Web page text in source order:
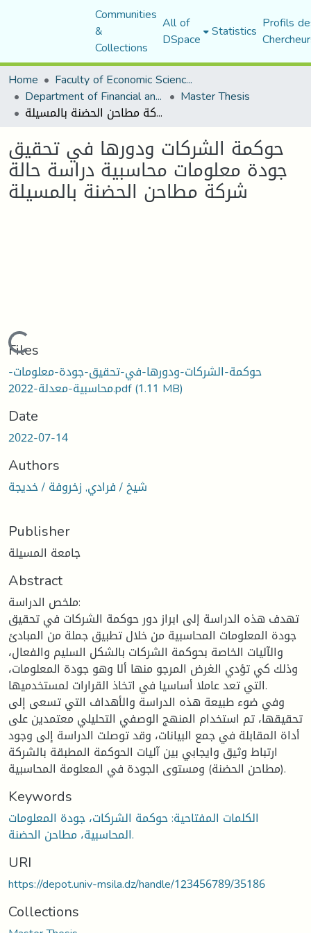
Communities
&
Collections
All of
DSpace Statistics Profils
Home
Faculty of Economic Sciences, Commerce and Management Sciences
Department of Financial and Accounting Sciences Master Thesis
حوكمة الشركات ودورها في تحقيق جودة معلومات محاسبية دراسة حالة شركة مطاحن الحضنة بالمسيلة
حوكمة الشركات ودورها في تحقيق
جودة معلومات محاسبية دراسة حالة
شركة مطاحن الحضنة بالمسيلة
Loading...
Files
حوكمة-الشركات-ودورها-في-تحقيق-جودة-معلومات-
محاسبية-معدلة-2022.pdf(1.11 MB)
Date
2022-07-14
Authors
شيخ / فرادي, زخروفة / خديجة
Publisher
جامعة المسيلة
Abstract
ملخص الدراسة:
تهدف هذه الدراسة إلى ابراز دور حوكمة الشركات في تحقيق
جودة المعلومات المحاسبية من خلال تطبيق جملة من المبادئ
والآليات الخاصة بحوكمة الشركات بالشكل السليم والفعال،
وذلك كي تؤدي الغرض المرجو منها ألا وهو جودة المعلومات،
التي تعد عاملا أساسيا في اتخاذ القرارات لمستخدميها.
وفي ضوء طبيعة هذه الدراسة والأهداف التي تسعى إلى
تحقيقها، تم استخدام المنهج الوصفي التحليلي معتمدين على
أداة المقابلة في جمع البيانات، وقد توصلت الدراسة إلى وجود
ارتباط وثيق وايجابي بين آليات الحوكمة المطبقة بالشركة
(مطاحن الحضنة) ومستوى الجودة في المعلومة المحاسبية.
Keywords
الكلمات المفتاحية: حوكمة الشركات، جودة المعلومات
المحاسبية، مطاحن الحضنة.
URI
https://depot.univ-msila.dz/handle/123456789/35186
Collections